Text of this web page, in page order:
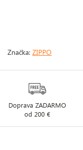
Značka: ZIPPO
Doprava ZADARMO
od 200 €